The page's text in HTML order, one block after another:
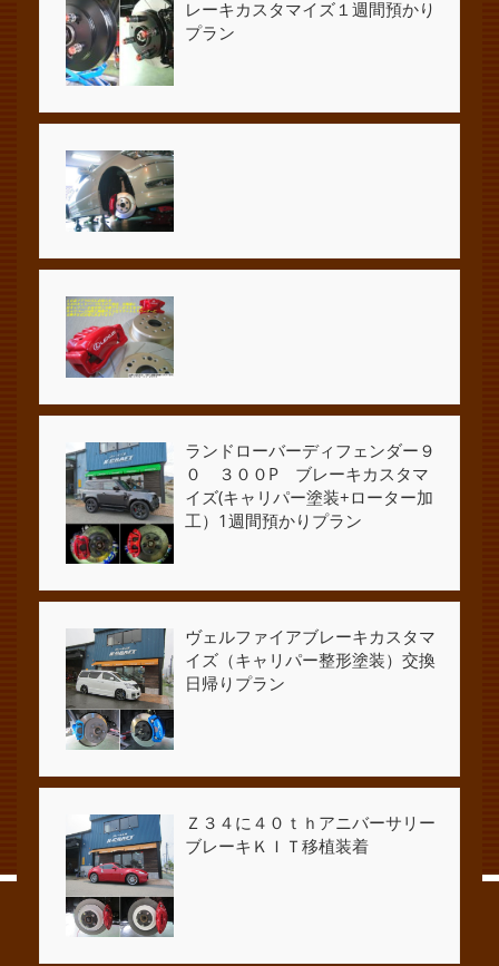
レーキカスタマイズ１週間預かり
プラン
ランドローバーディフェンダー９
０ ３００P ブレーキカスタマ
イズ(キャリパー塗装+ローター加
工）1週間預かりプラン
ヴェルファイアブレーキカスタマ
イズ（キャリパー整形塗装）交換
日帰りプラン
Ｚ３４に４０ｔｈアニバーサリー
ブレーキＫＩＴ移植装着